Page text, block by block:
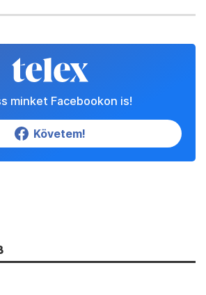
minket Facebookon is!
Követem!